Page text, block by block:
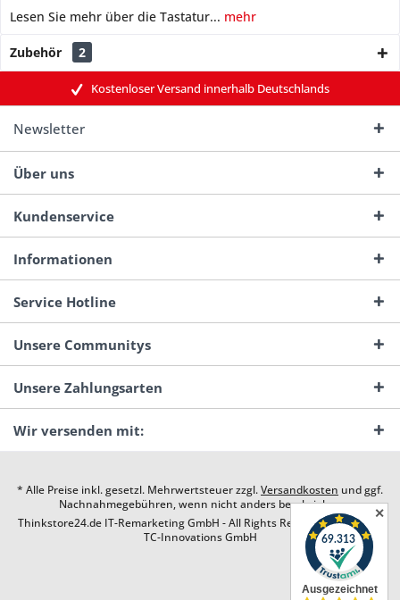
Lesen Sie mehr über die Tastatur... mehr
Zubehör 2
Kostenloser Versand innerhalb Deutschlands
Newsletter
Über uns
Kundenservice
Informationen
Service Hotline
Unsere Communitys
Unsere Zahlungsarten
Wir versenden mit:
* Alle Preise inkl. gesetzl. Mehrwertsteuer zzgl.Versandkosten und ggf.
Nachnahmegebühren, wenn nicht anders beschrieben
Thinkstore24.de IT-Remarketing GmbH - All Rights Reserved. Design by
TC-Innovations GmbH
✕